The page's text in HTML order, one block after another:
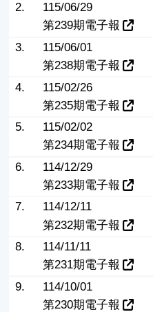
2.
115/06/29
第239期電子報
3.
115/06/01
第238期電子報
4.
115/02/26
第235期電子報
5.
115/02/02
第234期電子報
6.
114/12/29
第233期電子報
7.
114/12/11
第232期電子報
8.
114/11/11
第231期電子報
9.
114/10/01
第230期電子報